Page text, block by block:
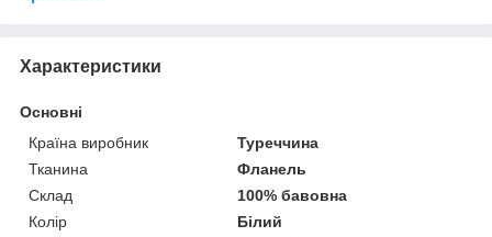
Характеристики
Основні
Країна виробник
Туреччина
Тканина
Фланель
Склад
100% бавовна
Колір
Білий